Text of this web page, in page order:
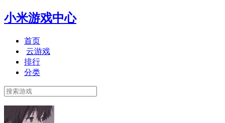
小米游戏中心
首页
云游戏
排行
分类